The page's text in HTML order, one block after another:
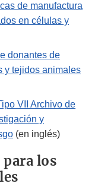
de manufactura
en células y
donantes de
y tejidos animales
VII Archivo de
y
(en inglés)
los